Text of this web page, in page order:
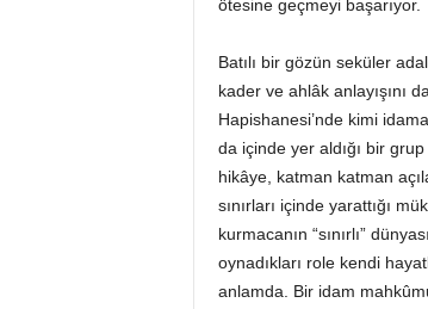
ötesine geçmeyi başarıyor.
Batılı bir gözün seküler
kader ve ahlâk anlayışını
Hapishanesi’nde kimi
da içinde yer aldığı bir
hikâye, katman katman
sınırları içinde yarattığı
kurmacanın “sınırlı”
oynadıkları role kendi
anlamda. Bir idam